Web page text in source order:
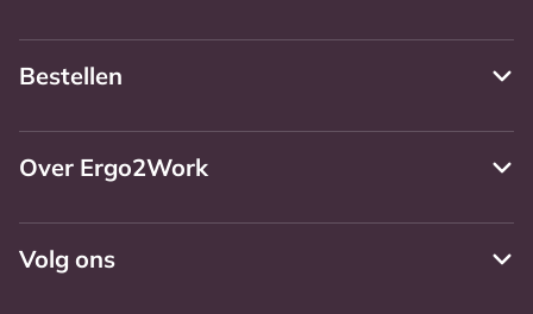
Bestellen
Over Ergo2Work
Volg ons